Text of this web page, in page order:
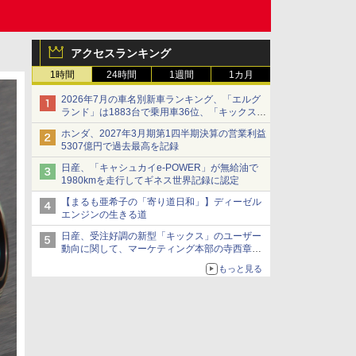
アクセスランキング
1時間 24時間 1週間 1カ月
2026年7月の車名別新車ランキング、「エルグ
ランド」は1883台で乗用車36位、「キックス」
は2591台で27位に
ホンダ、2027年3月期第1四半期決算の営業利益
5307億円で過去最高を記録
日産、「キャシュカイe-POWER」が無給油で
1980kmを走行してギネス世界記録に認定
【まるも亜希子の「寄り道日和」】ディーゼル
エンジンの生きる道
日産、受注好調の新型「キックス」のユーザー
動向に関して、マーケティング本部の寺西章氏
もっと見る